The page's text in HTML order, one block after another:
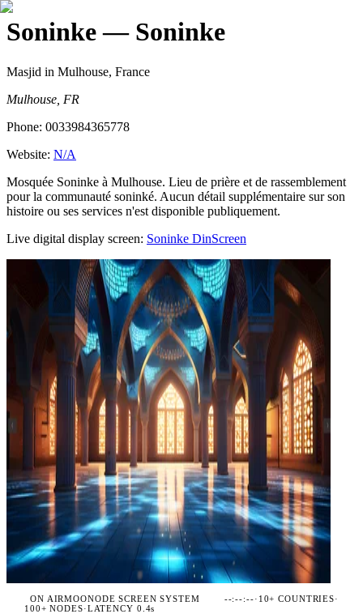
Soninke— Soninke
Masjid in Mulhouse, France
Mulhouse, FR
Phone: 0033984365778
Website: N/A
Mosquée Soninke à Mulhouse. Lieu de prière et de rassemblement
pour la communauté soninké. Aucun détail supplémentaire sur son
histoire ou ses services n'est disponible publiquement.
Live digital display screen: Soninke DinScreen
ON AIRMOONODE SCREEN SYSTEM --:--:--· 10+ COUNTRIES·
100+ NODES·LATENCY 0.4s